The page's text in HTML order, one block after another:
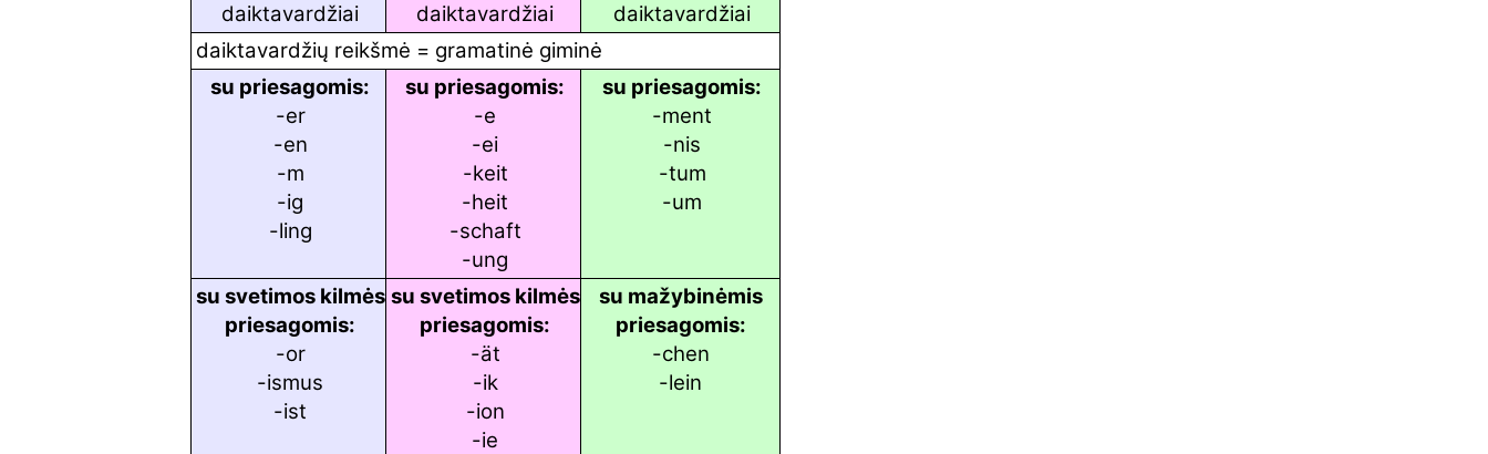
daiktavardžiai
daiktavardžiai
daiktavardžiai
daiktavardžių reikšmė = gramatinė giminė
su priesagomis:
-er
-en
-m
-ig
-ling
su priesagomis:
-e
-ei
-keit
-heit
-schaft
-ung
su priesagomis:
-ment
-nis
-tum
-um
su svetimos kilmės
priesagomis:
-or
-ismus
-ist
su svetimos kilmės
priesagomis:
-ät
-ik
-ion
-ie
su mažybinėmis
priesagomis:
-chen
-lein